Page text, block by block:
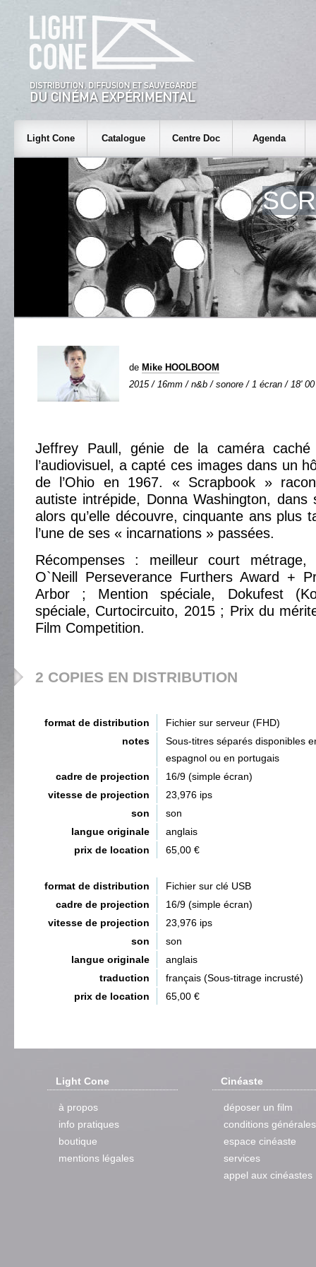
Light Cone Catalogue Centre Doc Agenda
de Mike HOOLBOOM
2015 / 16mm / n&b / sonore / 1 écran / 18' 00
Jeffrey Paull, génie de la caméra
l’audiovisuel, a capté ces images dans un
de l’Ohio en 1967. « Scrapbook »
autiste intrépide, Donna Washington, dans
alors qu’elle découvre, cinquante ans plus
l’une de ses « incarnations » passées.
Récompenses : meilleur court
O`Neill Perseverance Furthers Award +
Arbor ; Mention spéciale, Dokufest
spéciale, Curtocircuito, 2015 ; Prix du
Film Competition.
2 COPIES EN DISTRIBUTION
format de distribution
Fichier sur serveur (FHD)
notes
Sous-titres séparés disponibles
espagnol ou en portugais
cadre de projection
16/9 (simple écran)
vitesse de projection
23,976 ips
son
son
langue originale
anglais
prix de location
65,00 €
format de distribution
Fichier sur clé USB
cadre de projection
16/9 (simple écran)
vitesse de projection
23,976 ips
son
son
langue originale
anglais
traduction
français (Sous-titrage incrusté)
prix de location
65,00 €
Light Cone
à propos
info pratiques
boutique
mentions légales
Cinéaste
déposer un film
conditions générales
espace cinéaste
services
appel aux cinéastes